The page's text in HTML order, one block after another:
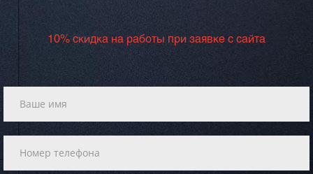
10% скидка на работы при заявке с сайта